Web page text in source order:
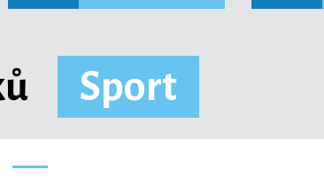
Sport